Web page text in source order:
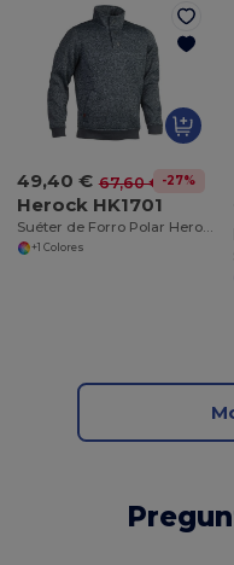
49,40 € 67,60 € -27%
Herock HK1701
Suéter de Forro Polar Herock HK1701
+1 Colores